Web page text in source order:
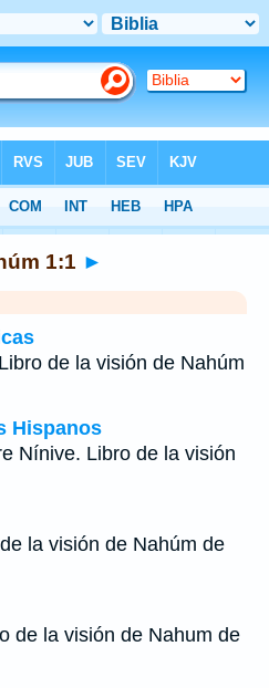
1:1 ►
de la visión de Nahúm
Hispanos
Nínive. Libro de la visión
la visión de Nahúm de
de la visión de Nahum de